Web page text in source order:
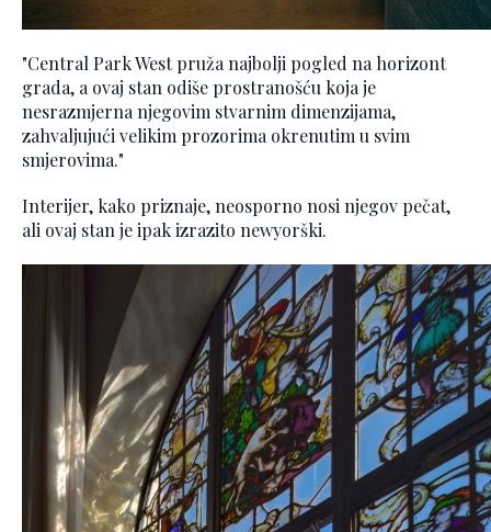
"Central Park West pruža najbolji pogled na horizont
grada, a ovaj stan odiše prostranošću koja je
nesrazmjerna njegovim stvarnim dimenzijama,
zahvaljujući velikim prozorima okrenutim u svim
smjerovima."
Interijer, kako priznaje, neosporno nosi njegov pečat,
ali ovaj stan je ipak izrazito newyorški.